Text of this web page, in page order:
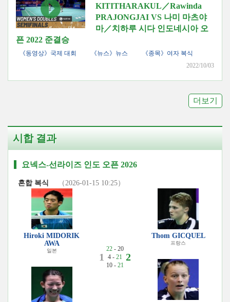
KITITHARAKUL／Rawinda
PRAJONGJAI VS 나미 마츠야
마／치하루 시다 인도네시아 오
픈 2022 준결승
《동영상》국제 대회 《뉴스》뉴스
《종목》여자 복식
2022/10/03
더보기
시합 결과
요넥스-선라이즈 인도 오픈 2026
혼합 복식 （2026-01-15 10:25）
Hiroki MIDORIK
AWA
일본
1
22- 20
4 - 21
10 - 21
2
Thom GICQUEL
프랑스